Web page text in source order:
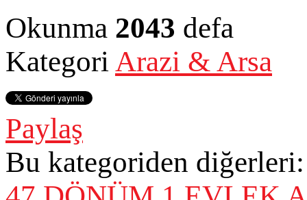
Okunma 2043 defa
Kategori Arazi & Arsa
Paylaş
Bu kategoriden diğerleri: